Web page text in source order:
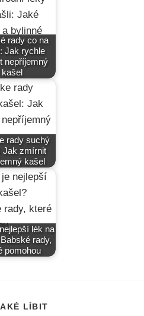
rady co na
Jak rychle
nepříjemný
kašel
rady suchý
Jak zmírnit
kašel
lék na
rady,
pomohou
LÍBIT